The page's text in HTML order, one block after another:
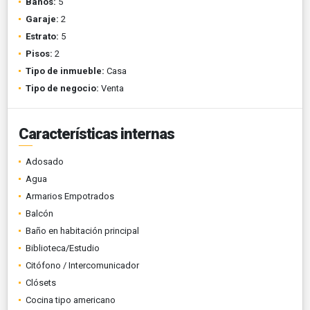
Garaje: 2
Estrato: 5
Pisos: 2
Tipo de inmueble: Casa
Tipo de negocio: Venta
Características internas
Adosado
Agua
Armarios Empotrados
Balcón
Baño en habitación principal
Biblioteca/Estudio
Citófono / Intercomunicador
Clósets
Cocina tipo americano